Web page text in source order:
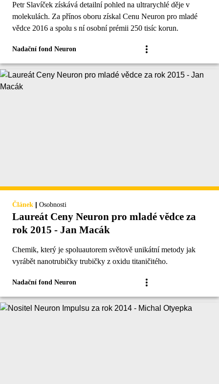
Petr Slavíček získává detailní pohled na ultrarychlé děje v
molekulách. Za přínos oboru získal Cenu Neuron pro mladé
vědce 2016 a spolu s ní osobní prémii 250 tisíc korun.
Nadační fond Neuron
Článek | Osobnosti
Laureát Ceny Neuron pro mladé vědce za
rok 2015 - Jan Macák
Chemik, který je spoluautorem světově unikátní metody jak
vyrábět nanotrubičky trubičky z oxidu titaničitého.
Nadační fond Neuron